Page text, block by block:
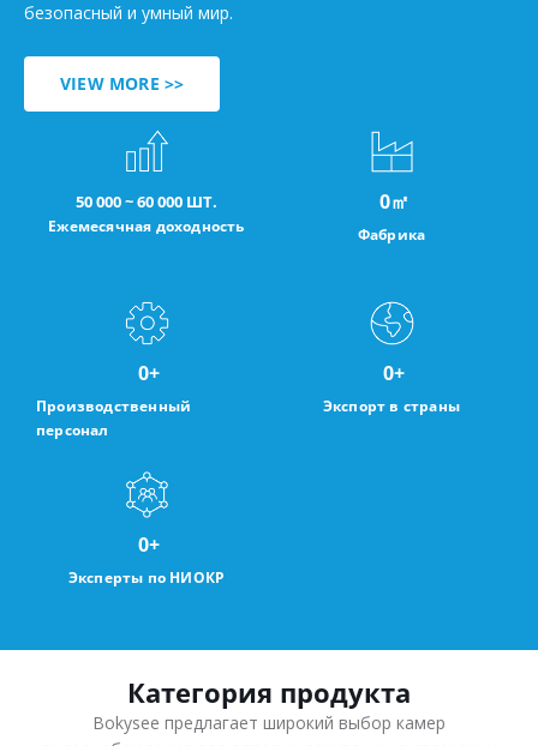
безопасный и умный мир.
VIEW MORE >>
50 000 ~ 60 000 ШТ.
Ежемесячная доходность Фабрика
0㎡
Производственный
персонал
0+
Экспорт в страны
0+
Эксперты по НИОКР
0+
Категория продукта
Bokysee предлагает широкий выбор камер